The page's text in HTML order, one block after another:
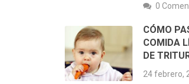
0
CÓMO
COMIDA
DE
24 febrero,